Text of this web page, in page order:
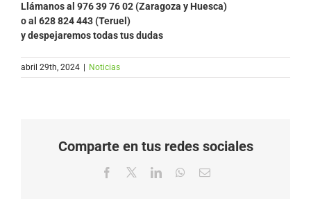
Llámanos al 976 39 76 02 (Zaragoza y Huesca)
o al 628 824 443 (Teruel)
y despejaremos todas tus dudas
abril 29th, 2024 Noticias
Comparte en tus redes sociales
Facebook LinkedInWhatsApp
Correo